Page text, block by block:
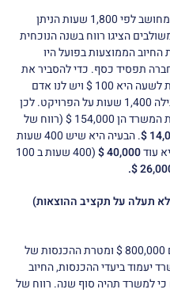
דוגמא נוספת: אם שיעור העלות לשעה מחושב לפי 1,800 שעות הניתן
הציגו רווח בשנה הנוכחית
של 10%) אך שעות החיוב הממוצעות בפועל היו
הדבר שהחברה תפסיד כסף. כדי להסביר את
אותה נקודה מזווית אחרת: נניח שהעלות לשעה היא 100 $ ויש לנו אדם
אחד שעובד על פרויקט אחד. אדם זה בילה 1,400 שעות על הפרויקט. לכן
עלות הפרויקט היא 140,000 $. הכנסות המשרד הן 154,000 $ (רווח של
. הבעיה היא שיש 400 שעות
עוד40,000 $
(400 שעות ב 100
תעלה על תקציב ההוצאות)
אם ההוצאות החודשיות של המשרד הם 800,000 $ ומטרת ההכנסות של
ברגע שהמשרד יעמוד ביעדי ההכנסות, החיוב
כי למשרד תהיה סוף שנה. רווח של